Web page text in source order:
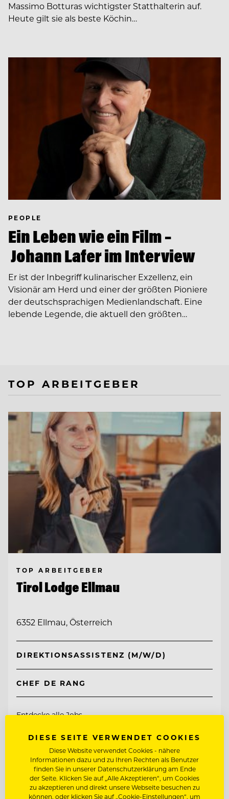
Massimo Botturas wichtigster Statthalterin auf.
Heute gilt sie als beste Köchin…
PEOPLE
Ein Leben wie ein Film –
Johann Lafer im Interview
Er ist der Inbegriff kulinarischer Exzellenz, ein
Visionär am Herd und einer der größten Pioniere
der deutschsprachigen Medienlandschaft. Eine
lebende Legende, die aktuell den größten…
TOP ARBEITGEBER
TOP ARBEITGEBER
Tirol Lodge Ellmau
6352 Ellmau, Österreich
DIREKTIONSASSISTENZ (M/W/D)
CHEF DE RANG
Entdecke alle Jobs
DIESE SEITE VERWENDET COOKIES
Diese Website verwendet Cookies - nähere
Informationen dazu und zu Ihren Rechten als Benutzer
finden Sie in unserer Datenschutzerklärung am Ende
der Seite. Klicken Sie auf „Alle Akzeptieren“, um Cookies
zu akzeptieren und direkt unsere Webseite besuchen zu
können, oder klicken Sie auf „Cookie-Einstellungen“, um